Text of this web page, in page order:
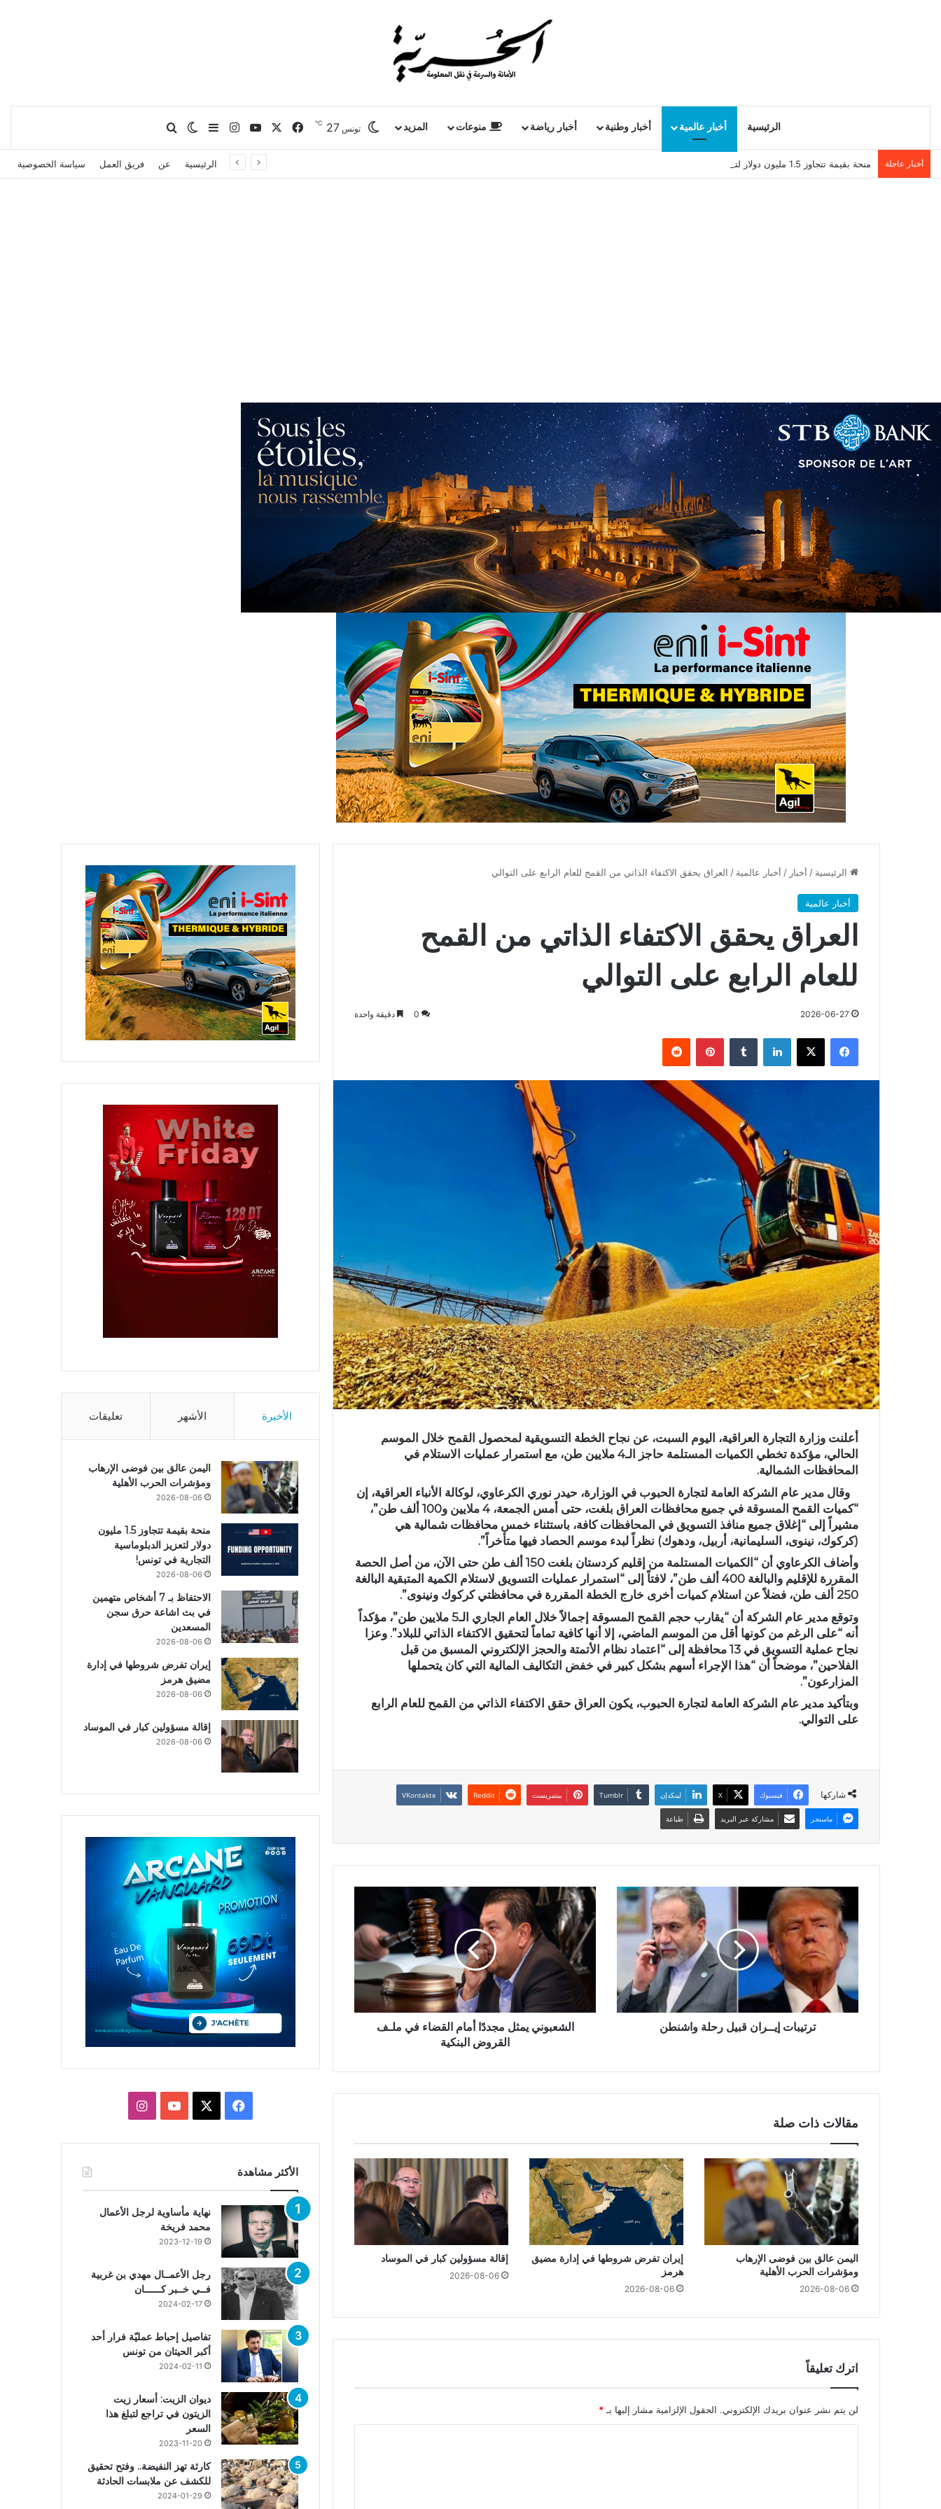
الرئيسية أخبار عالمية أخبار وطنية أخبار رياضة منوعات المزيد تونس 27
℃ فيسبوك يوتيوبانستقرامإضافة عمود جانبي
الوضع المظلم
بحث عن
أخبار عاجلة منحة بقيمة تتجاوز 1.5 مليون دولار لتعزيز الدبلوماسية التجارية في تونس! الرئيسية عن فريق العمل سياسة الخصوصية
الرئيسية / أخبار / أخبار عالمية / العراق يحقق الاكتفاء الذاتي من القمح للعام الرابع على التوالي
أخبار عالمية
العراق يحقق الاكتفاء الذاتي من القمح
للعام الرابع على التوالي
2026-06-27
0 دقيقة واحدة
فيسبوك X لينكدإن بينتيريست
أعلنت وزارة التجارة العراقية، اليوم السبت، عن نجاح الخطة التسويقية لمحصول القمح خلال الموسم
الحالي، مؤكدة تخطي الكميات المستلمة حاجز الـ4 ملايين طن، مع استمرار عمليات الاستلام في
المحافظات الشمالية.
وقال مدير عام الشركة العامة لتجارة الحبوب في الوزارة، حيدر نوري الكرعاوي، لوكالة الأنباء العراقية، إن
“كميات القمح المسوقة في جميع محافظات العراق بلغت، حتى أمس الجمعة، 4 ملايين و100 ألف طن”،
مشيراً إلى “إغلاق جميع منافذ التسويق في المحافظات كافة، باستثناء خمس محافظات شمالية هي
(كركوك، نينوى، السليمانية، أربيل، ودهوك) نظراً لبدء موسم الحصاد فيها متأخراً”.
وأضاف الكرعاوي أن “الكميات المستلمة من إقليم كردستان بلغت 150 ألف طن حتى الآن، من أصل الحصة
المقررة للإقليم والبالغة 400 ألف طن”، لافتاً إلى “استمرار عمليات التسويق لاستلام الكمية المتبقية البالغة
250 ألف طن، فضلاً عن استلام كميات أخرى خارج الخطة المقررة في محافظتي كركوك ونينوى”.
وتوقع مدير عام الشركة أن “يقارب حجم القمح المسوقة إجمالاً خلال العام الجاري الـ5 ملايين طن”، مؤكداً
أنه “على الرغم من كونها أقل من الموسم الماضي، إلا أنها كافية تماماً لتحقيق الاكتفاء الذاتي للبلاد”. وعزا
نجاح عملية التسويق في 13 محافظة إلى “اعتماد نظام الأتمتة والحجز الإلكتروني المسبق من قبل
الفلاحين”، موضحاً أن “هذا الإجراء أسهم بشكل كبير في خفض التكاليف المالية التي كان يتحملها
المزارعون”.
وبتأكيد مدير عام الشركة العامة لتجارة الحبوب، يكون العراق حقق الاكتفاء الذاتي من القمح للعام الرابع
على التوالي.
شاركها فيسبوك X لينكدإن بينتيريست
ماسنجر مشاركة عبر البريد طباعة
ترتيبات إيــران قبيل رحلة واشنطن
الشعبوني يمثل مجددًا أمام القضاء في ملـف
القروض البنكية
مقالات ذات صلة
اليمن عالق بين فوضى الإرهاب
ومؤشرات الحرب الأهلية
2026-08-06
إيران تفرض شروطها في إدارة مضيق
هرمز
2026-08-06
إقالة مسؤولين كبار في الموساد
2026-08-06
اترك تعليقاً
لن يتم نشر عنوان بريدك الإلكتروني. الحقول الإلزامية مشار إليها بـ *
الأخيرة الأشهر تعليقات
اليمن عالق بين فوضى الإرهاب
ومؤشرات الحرب الأهلية
2026-08-06
منحة بقيمة تتجاوز 1.5 مليون
دولار لتعزيز الدبلوماسية
التجارية في تونس!
2026-08-06
الاحتفاظ بـ 7 أشخاص متهمين
في بث اشاعة حرق سجن
المسعدين
2026-08-06
إيران تفرض شروطها في إدارة
مضيق هرمز
2026-08-06
إقالة مسؤولين كبار في الموساد
2026-08-06
فيسبوك يوتيوبانستقرام
الأكثر مشاهدة
نهاية مأساوية لرجل الأعمال
محمد فريخة
2023-12-19
رجل الأعمــال مهدي بن غربية
فــي خــبر كــــــان
2024-02-17
تفاصيل إحباط عمليّة فرار أحد
أكبر الحيتان من تونس
2024-02-11
ديوان الزيت: أسعار زيت
الزيتون في تراجع لتبلغ هذا
السعر
2023-11-20
كارثة تهز النفيضة.. وفتح تحقيق
للكشف عن ملابسات الحادثة
2024-01-29